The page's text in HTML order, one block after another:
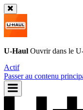
U-Haul Ouvrir dans le
Actif
Passer au contenu